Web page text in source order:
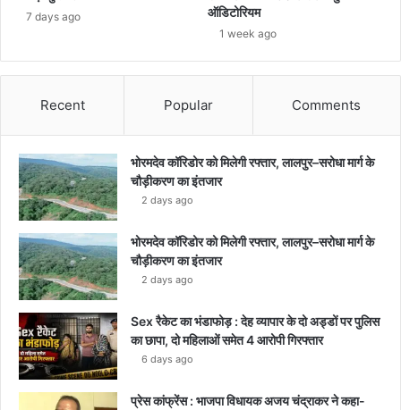
7 days ago
ऑडिटोरियम
1 week ago
Recent Popular Comments
भोरमदेव कॉरिडोर को मिलेगी रफ्तार, लालपुर–सरोधा मार्ग के
चौड़ीकरण का इंतजार
2 days ago
भोरमदेव कॉरिडोर को मिलेगी रफ्तार, लालपुर–सरोधा मार्ग के
चौड़ीकरण का इंतजार
2 days ago
Sex रैकेट का भंडाफोड़ : देह व्यापार के दो अड्डों पर पुलिस
का छापा, दो महिलाओं समेत 4 आरोपी गिरफ्तार
6 days ago
प्रेस कांफ्रेंस : भाजपा विधायक अजय चंद्राकर ने कहा-